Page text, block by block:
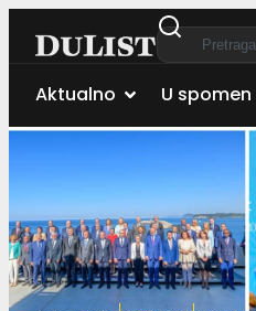
Aktualno U spomen